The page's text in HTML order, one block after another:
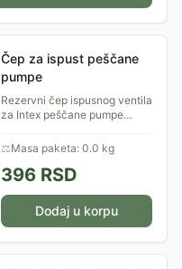
Čep za ispust peščane
pumpe
Rezervni čep ispusnog ventila
za Intex peščane pumpe
SX2100, SX2800, SX3200 i
QX2100.
⚖Masa paketa: 0.0 kg
396 RSD
Dodaj u korpu